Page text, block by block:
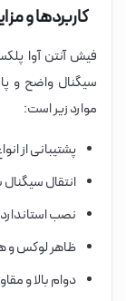
کاربردها و
فیش آنتن آوا
سیگنال واضح و
موارد زیر است:
پشتیبانی از
انتقال سیگنال
نصب
ظاهر لوکس و
دوام بالا و